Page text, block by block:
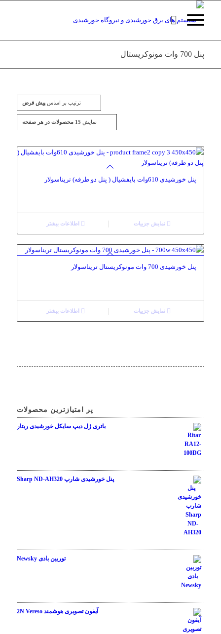
پنل 700 وات مونوکریستال
ترتیب بر اساسپیش فرض
نمایش 15 محصولات در هر صفحه
پنل خورشیدی 610وات بایفشیال ( پنل دو طرفه) تریناسولار
اطلاعات بیشتر نمایش جزییات
پنل خورشیدی 700 وات مونوکریستال تریناسولار
اطلاعات بیشتر نمایش جزییات
پر امتیازترین محصولات
باتری ژل دیپ سایکل خورشیدی ریتار
نمره5.00از 5
پنل خورشیدی شارپ Sharp ND-AH320
نمره4.50از 5
توربین بادی Newsky
نمره4.00از
آیفون تصویری هوشمند 2N Vereso